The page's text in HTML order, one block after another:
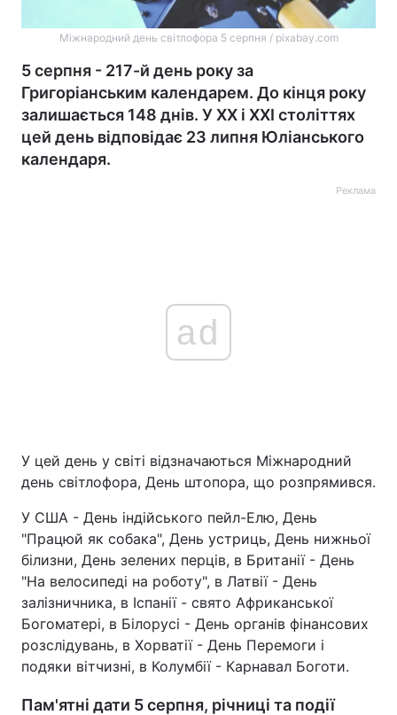
Міжнародний день світлофора 5 серпня / pixabay.com
5 серпня - 217-й день року за
Григоріанським календарем. До кінця року
залишається 148 днів. У XX і XXI століттях
цей день відповідає 23 липня Юліанського
календаря.
Реклама
ad
У цей день у світі відзначаються Міжнародний
день світлофора, День штопора, що розпрямився.
У США - День індійського пейл-Елю, День
"Працюй як собака", День устриць, День нижньої
білизни, День зелених перців, в Британії - День
"На велосипеді на роботу", в Латвії - День
залізничника, в Іспанії - свято Африканської
Богоматері, в Білорусі - День органів фінансових
розслідувань, в Хорватії - День Перемоги і
подяки вітчизні, в Колумбії - Карнавал Боготи.
Пам'ятні дати 5 серпня, річниці та події